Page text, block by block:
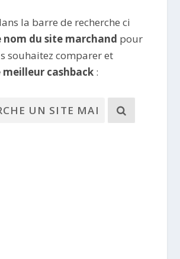
la barre de recherche ci
nom du site marchand pour
souhaitez comparer et
cashback :